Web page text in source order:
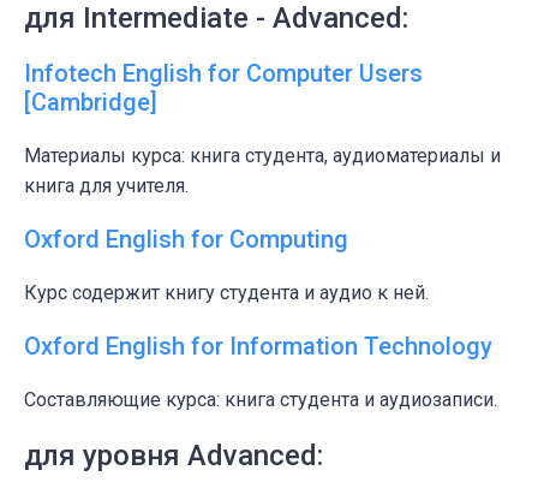
для Intermediate - Advanced:
Infotech English for Computer Users
[Cambridge]
Материалы курса: книга студента, аудиоматериaлы и
книга для учителя.
Oxford English for Computing
Курс содержит книгу студента и аудио к ней.
Oxford English for Information Technology
Составляющие курса: книга студента и аудиозаписи.
для уровня Advanced: